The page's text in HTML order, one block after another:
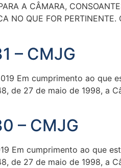
A CÂMARA,
NO QUE FOR
– CMJG
Em cumprimento ao que
de 27 de maio de 1998, a
– CMJG
Em cumprimento ao que
de 27 de maio de 1998, a